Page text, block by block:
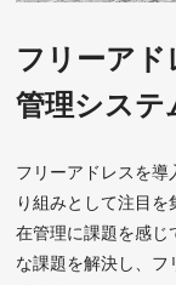
フリーアド
管理システ
フリーアドレスを導
り組みとして注目
在管理に課題を感じ
な課題を解決し、